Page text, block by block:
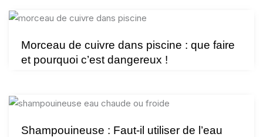
Morceau de cuivre dans piscine : que faire
et pourquoi c’est dangereux !
Shampouineuse : Faut-il utiliser de l’eau